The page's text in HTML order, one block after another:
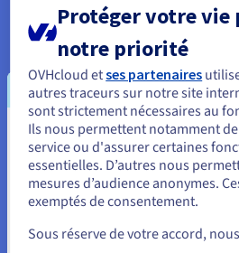
bases de données contenant le
pistes.
Le troisième niveau comprend
principale permettant de
des données sur les points de
d’influencer les playlists.
Un pare-feu renforce la sécurité
les fichiers du catalogue de
sauvegardés sur des serveurs
Vous semblez être
Unis.
Pour commander, rendez-vous sur le
Protéger votre vie
notre priorité
OVHcloud etses partenaires
autres traceurs sur notre site
sont strictement nécessaires au
Ils nous permettent notamment
service ou d'assurer certaines
essentielles. D’autres nous
mesures d’audience anonymes.
exemptés de consentement.
Sous réserve de votre accord,